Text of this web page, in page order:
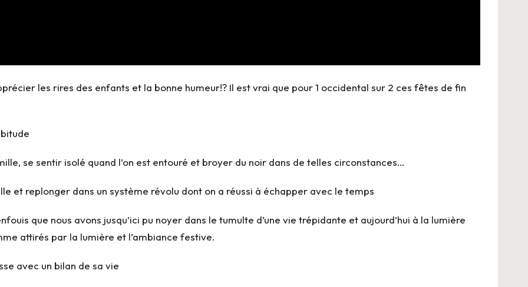
les rires des enfants et la bonne humeur!? Il est vrai que pour 1 occidental sur 2 ces fêtes de fin
se sentir isolé quand l’on est entouré et broyer du noir dans de telles circonstances…
et replonger dans un système révolu dont on a réussi à échapper avec le temps
que nous avons jusqu’ici pu noyer dans le tumulte d’une vie trépidante et aujourd’hui à la lumière
attirés par la lumière et l’ambiance festive.
avec un bilan de sa vie